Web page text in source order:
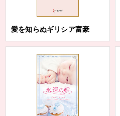
愛を知らぬギリシア富豪